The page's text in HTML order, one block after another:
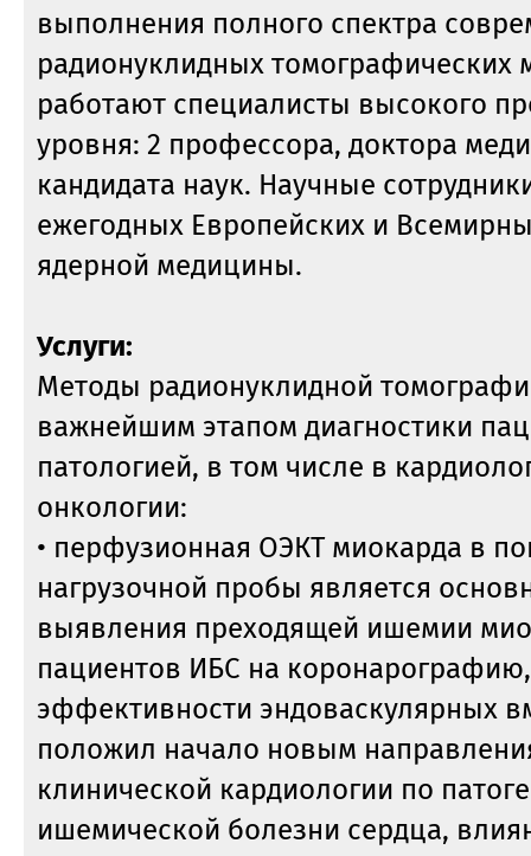
выполнения полного спектра
радионуклидных томографических
работают специалисты высокого
уровня: 2 профессора, доктора
кандидата наук. Научные
ежегодных Европейских и
ядерной медицины.
Услуги:
Методы радионуклидной
важнейшим этапом диагностики
патологией, в том числе в
онкологии:
• перфузионная ОЭКТ миокарда в
нагрузочной пробы является
выявления преходящей ишемии
пациентов ИБС на
эффективности эндоваскулярных
положил начало новым
клинической кардиологии по
ишемической болезни сердца,